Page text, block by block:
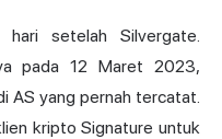
setelah Silvergate.
pada 12 Maret 2023,
AS yang pernah tercatat.
kripto Signature untuk